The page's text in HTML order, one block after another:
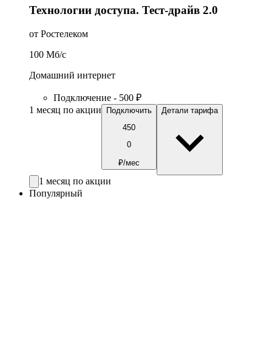
Технологии доступа. Тест-драйв 2.0
от Ростелеком
100 Мб/c
Домашний интернет
Подключение - 500 ₽
1 месяц по акции
Подключить
450
0
₽/мес
Детали тарифа
1 месяц по акции
Популярный